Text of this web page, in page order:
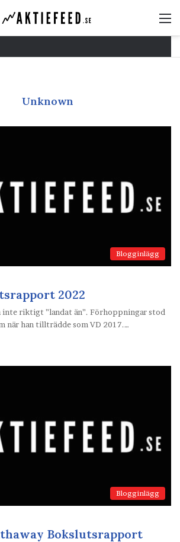
Unknown
Blogginlägg
2022
inte riktigt ”landat än”. Förhoppningar stod
när han tillträdde som VD 2017.…
Blogginlägg
Bokslutsrapport